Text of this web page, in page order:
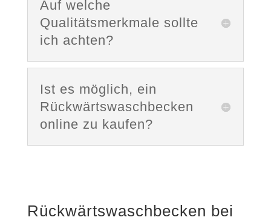
Auf welche
Qualitätsmerkmale sollte
ich achten?
Ist es möglich, ein
Rückwärtswaschbecken
online zu kaufen?
Rückwärtswaschbecken bei